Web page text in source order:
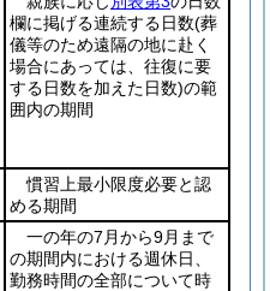
欄に掲げる連続する日数(葬
儀等のため遠隔の地に赴く
場合にあっては、往復に要
する日数を加えた日数)の範
囲内の期間
慣習上最小限度必要と認
める期間
一の年の7月から9月まで
の期間内における週休日、
勤務時間の全部について時